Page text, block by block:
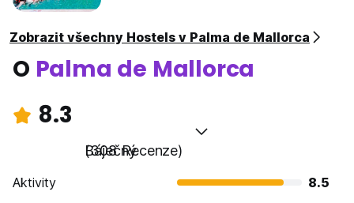
Zobrazit všechny Hostels v Palma de Mallorca
O Palma de Mallorca
8.3
Báječný
(308 Recenze)
Aktivity
8.5